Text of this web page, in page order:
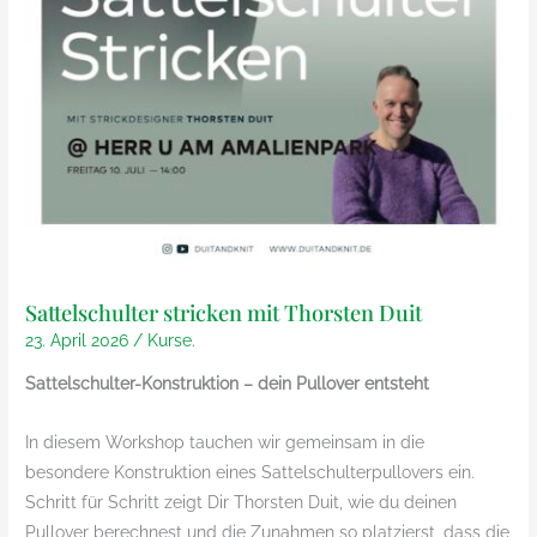
Sattelschulter stricken mit Thorsten Duit
23. April 2026/ Kurse.
Sattelschulter-Konstruktion – dein Pullover entsteht
In diesem Workshop tauchen wir gemeinsam in die
besondere Konstruktion eines Sattelschulterpullovers ein.
Schritt für Schritt zeigt Dir Thorsten Duit, wie du deinen
Pullover berechnest und die Zunahmen so platzierst, dass die